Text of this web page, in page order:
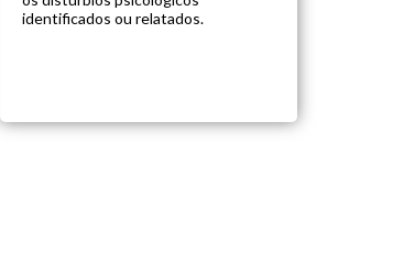
identificados ou relatados.